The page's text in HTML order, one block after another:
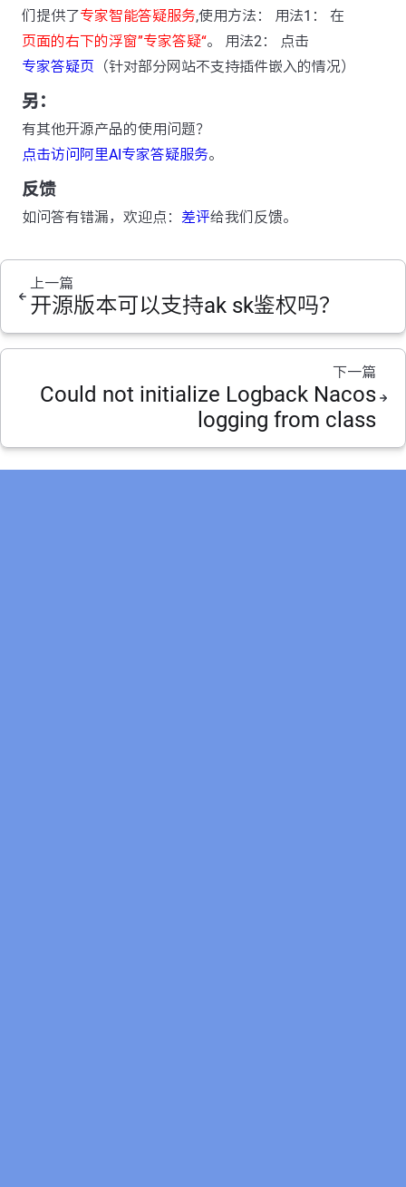
们提供了专家智能答疑服务,使用方法： 用法1： 在
页面的右下的浮窗”专家答疑“。 用法2： 点击
专家答疑页 （针对部分网站不支持插件嵌入的情况）
另：
有其他开源产品的使用问题？
点击访问阿里AI专家答疑服务。
反馈
如问答有错漏，欢迎点： 差评给我们反馈。
上一篇
开源版本可以支持ak sk鉴权吗？
下一篇
Could not initialize Logback Nacos
logging from class